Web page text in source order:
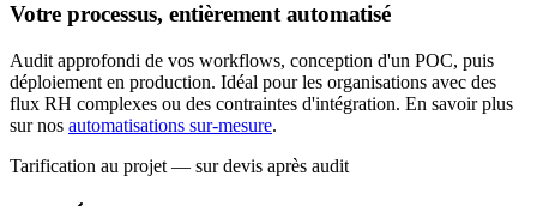
Votre processus, entièrement automatisé
Audit approfondi de vos workflows, conception d'un POC, puis
déploiement en production. Idéal pour les organisations avec des
flux RH complexes ou des contraintes d'intégration. En savoir plus
sur nos automatisations sur-mesure.
Tarification au projet — sur devis après audit